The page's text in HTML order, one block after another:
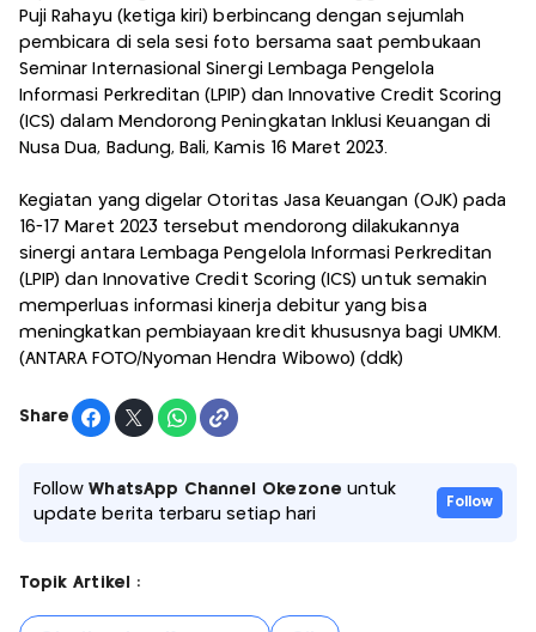
Puji Rahayu (ketiga kiri) berbincang dengan sejumlah
pembicara di sela sesi foto bersama saat pembukaan
Seminar Internasional Sinergi Lembaga Pengelola
Informasi Perkreditan (LPIP) dan Innovative Credit Scoring
(ICS) dalam Mendorong Peningkatan Inklusi Keuangan di
Nusa Dua, Badung, Bali, Kamis 16 Maret 2023.
Kegiatan yang digelar Otoritas Jasa Keuangan (OJK) pada
16-17 Maret 2023 tersebut mendorong dilakukannya
sinergi antara Lembaga Pengelola Informasi Perkreditan
(LPIP) dan Innovative Credit Scoring (ICS) untuk semakin
memperluas informasi kinerja debitur yang bisa
meningkatkan pembiayaan kredit khususnya bagi UMKM.
(ANTARA FOTO/Nyoman Hendra Wibowo) (ddk)
Share
FollowWhatsApp Channel Okezone untuk
update berita terbaru setiap hari
Follow
Topik Artikel :